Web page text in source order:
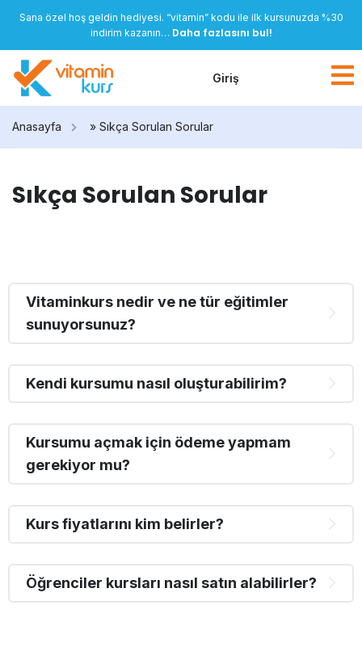
Sana özel hoş geldin hediyesi. “vitamin” kodu ile ilk kursunuzda %30
indirim kazanın… Daha fazlasını bul!
Giriş
Anasayfa » Sıkça Sorulan Sorular
Sıkça Sorulan Sorular
Vitaminkurs nedir ve ne tür eğitimler
sunuyorsunuz?
Kendi kursumu nasıl oluşturabilirim?
Kursumu açmak için ödeme yapmam
gerekiyor mu?
Kurs fiyatlarını kim belirler?
Öğrenciler kursları nasıl satın alabilirler?